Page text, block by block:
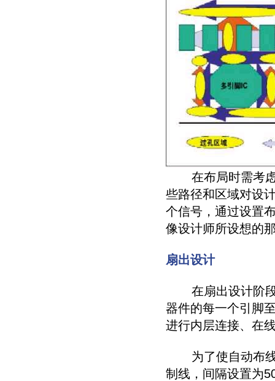
在布局时需考虑
些路径和区域对设
个信号，通过设置
像设计师所设想的
扇出设计
在扇出设计阶段
器件的每一个引脚
进行内层连接、在
为了使自动布线
制线，间隔设置为